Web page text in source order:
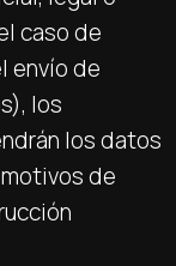
caso de
envío de
los
los datos
de